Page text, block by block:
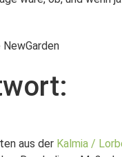
NewGarden
aus der Kalmia /